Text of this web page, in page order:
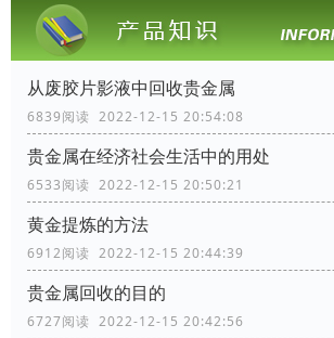
从废胶片影液中回收贵金属
6839阅读 2022-12-15 20:54:08
贵金属在经济社会生活中的用处
6533阅读 2022-12-15 20:50:21
黄金提炼的方法
6912阅读 2022-12-15 20:44:39
贵金属回收的目的
6727阅读 2022-12-15 20:42:56